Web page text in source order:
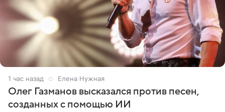
1 час назад Елена Нужная
Олег Газманов высказался против песен,
созданных с помощью ИИ